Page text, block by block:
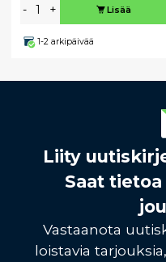
- + Lisää
1-2 arkipäivää
Liity
Saat
Vastaanota
loistavia